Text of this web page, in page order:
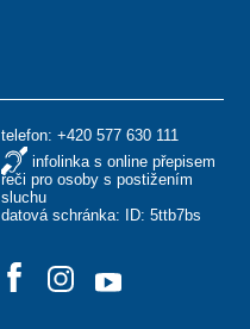
telefon: +420 577 630 111
infolinka s online přepisem
řeči pro osoby s postižením
sluchu
datová schránka: ID: 5ttb7bs